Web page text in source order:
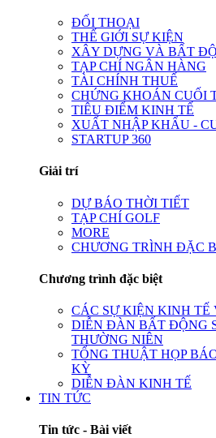
ĐỐI THOẠI
THẾ GIỚI SỰ KIỆN
XÂY DỰNG VÀ BẤT
TẠP CHÍ NGÂN HÀNG
TÀI CHÍNH THUẾ
CHỨNG KHOÁN CUỐI
TIÊU ĐIỂM KINH TẾ
XUẤT NHẬP KHẨU -
STARTUP 360
Giải trí
DỰ BÁO THỜI TIẾT
TẠP CHÍ GOLF
MORE
CHƯƠNG TRÌNH ĐẶC
Chương trình đặc biệt
CÁC SỰ KIỆN KINH
DIỄN ĐÀN BẤT ĐỘNG
THƯỜNG NIÊN
TỔNG THUẬT HỌP
KỲ
DIỄN ĐÀN KINH TẾ
TIN TỨC
Tin tức - Bài viết